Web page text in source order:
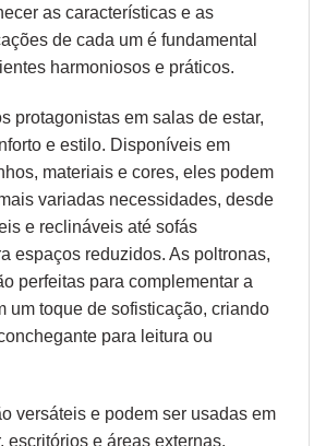
as características e as
de cada um é fundamental
harmoniosos e práticos.
protagonistas em salas de estar,
e estilo. Disponíveis em
materiais e cores, eles podem
variadas necessidades, desde
e reclináveis até sofás
espaços reduzidos. As poltronas,
perfeitas para complementar a
um toque de sofisticação, criando
para leitura ou
versáteis e podem ser usadas em
escritórios e áreas externas.